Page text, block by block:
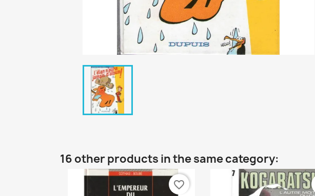
16 other products in the same category:
favorite_border